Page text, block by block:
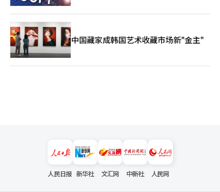
中国藏家成韩国艺术收藏市场新"金主"
人民日报 新华社 文汇网 中新社 人民网